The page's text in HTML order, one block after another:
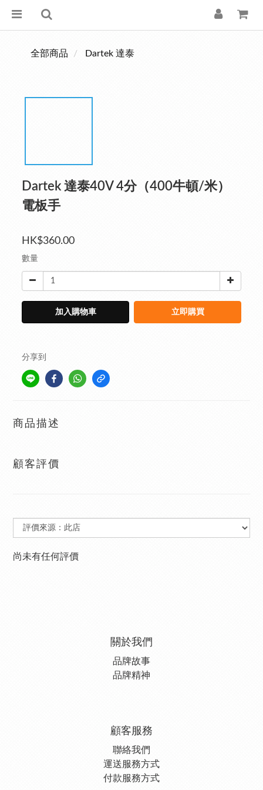
全部商品 Dartek 達泰
Dartek 達泰40V 4分（400牛頓/米）
電板手
HK$360.00
數量
加入購物車 立即購買
分享到
商品描述
顧客評價
尚未有任何評價
關於我們
品牌故事
品牌精神
顧客服務
聯絡我們
運送服務方式
付款服務方式